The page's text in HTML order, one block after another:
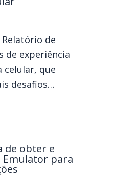
de
de experiência
celular, que
desafios…
de obter e
para